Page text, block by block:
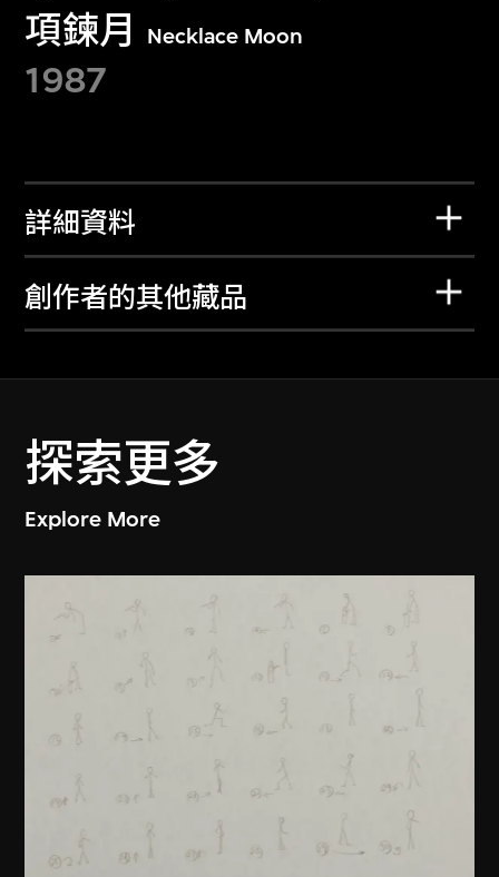
項鍊月 Necklace Moon
1987
詳細資料
創作者的其他藏品
探索更多
Explore More